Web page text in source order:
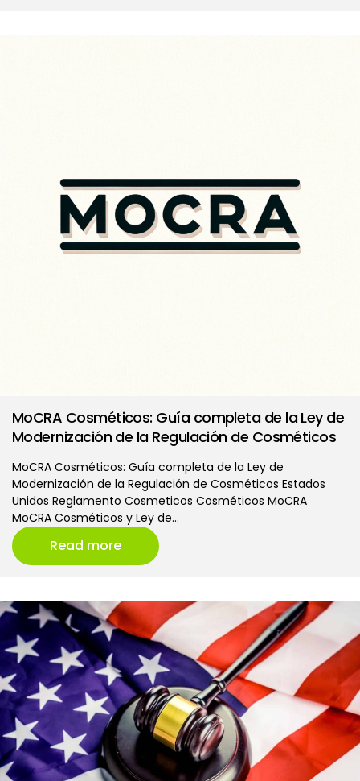
MoCRA Cosméticos: Guía completa de la Ley de
Modernización de la Regulación de Cosméticos
MoCRA Cosméticos: Guía completa de la Ley de
Modernización de la Regulación de Cosméticos Estados
Unidos Reglamento Cosmeticos Cosméticos MoCRA
MoCRA Cosméticos y Ley de…
Read more